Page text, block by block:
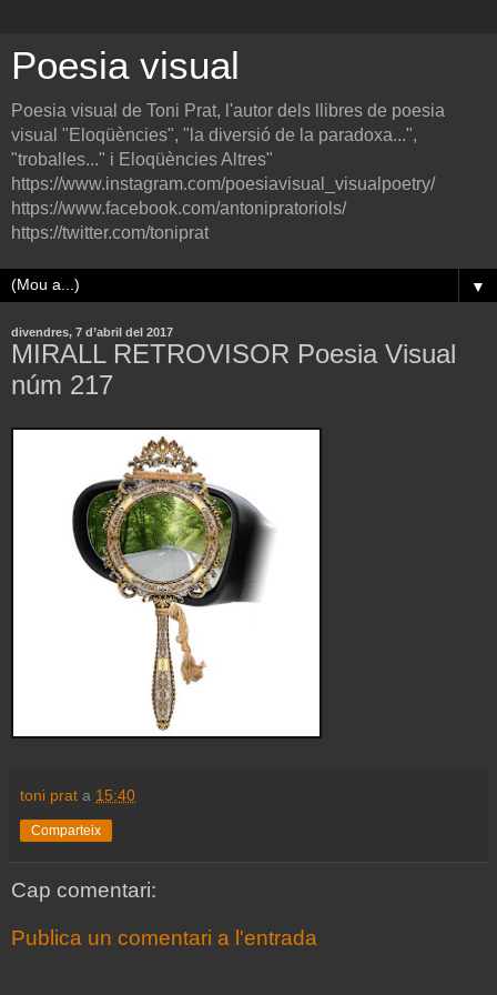
Poesia visual
Poesia visual de Toni Prat, l'autor dels llibres de poesia
visual "Eloqüències", "la diversió de la paradoxa...",
"troballes..." i Eloqüències Altres"
https://www.instagram.com/poesiavisual_visualpoetry/
https://www.facebook.com/antonipratoriols/
https://twitter.com/toniprat
▼
divendres, 7 d’abril del 2017
MIRALL RETROVISOR Poesia Visual
núm 217
toni prat a 15:40
Comparteix
Cap comentari:
Publica un comentari a l'entrada